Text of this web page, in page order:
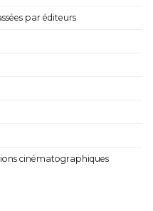
par éditeurs
cinématographiques